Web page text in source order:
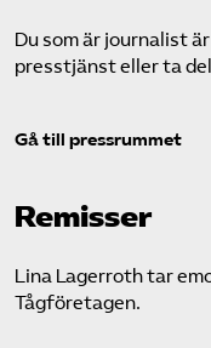
Du som är journalist
presstjänst eller ta
Gå till pressrummet
Remisser
Lina Lagerroth tar
Tågföretagen.